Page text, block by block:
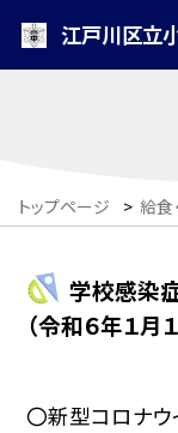
江戸川区立
トップページ > 給食
学校感染
（令和６年１月
〇新型コロナ